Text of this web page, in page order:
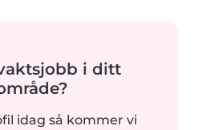
i ditt
idag så kommer vi